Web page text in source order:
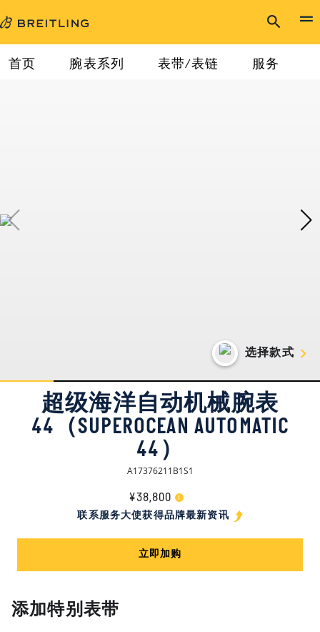
首页 腕表系列 表带/表链 服务
选择款式
超级海洋自动机械腕表
44（SUPEROCEAN AUTOMATIC
44）
A17376211B1S1
¥38,800 i
联系服务大使获得品牌最新资讯
立即加购
添加特别表带